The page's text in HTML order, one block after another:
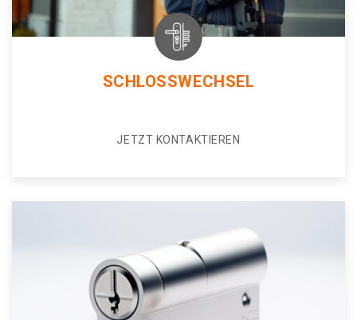
SCHLOSSWECHSEL
JETZT KONTAKTIEREN